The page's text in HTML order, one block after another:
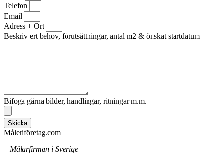
Telefon
Email
Adress + Ort
Beskriv ert behov, förutsättningar, antal m2 & önskat startdatum
Bifoga gärna bilder, handlingar, ritningar m.m.
Skicka
Måleriföretag.com
– Målarfirman i Sverige